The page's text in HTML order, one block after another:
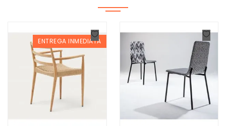
ENTREGA INMEDIATA